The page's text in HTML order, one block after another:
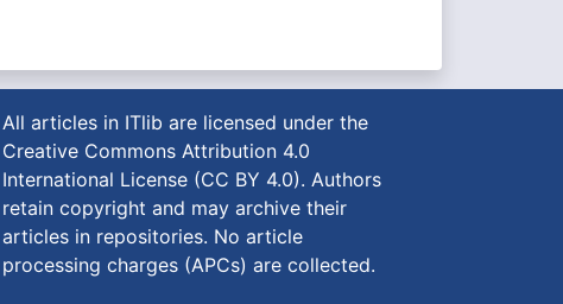
All articles in ITlib are licensed under the
Creative Commons Attribution 4.0
International License (CC BY 4.0). Authors
retain copyright and may archive their
articles in repositories. No article
processing charges (APCs) are collected.